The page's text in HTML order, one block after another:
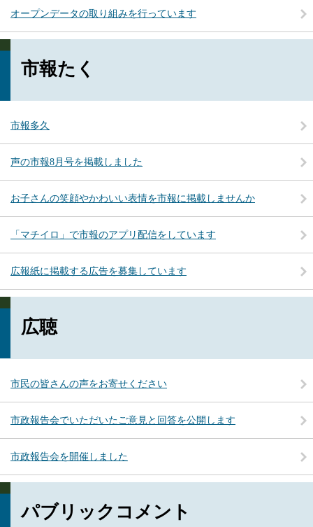
オープンデータの取り組みを行っています
市報たく
市報多久
声の市報8月号を掲載しました
お子さんの笑顔やかわいい表情を市報に掲載しませんか
「マチイロ」で市報のアプリ配信をしています
広報紙に掲載する広告を募集しています
広聴
市民の皆さんの声をお寄せください
市政報告会でいただいたご意見と回答を公開します
市政報告会を開催しました
パブリックコメント